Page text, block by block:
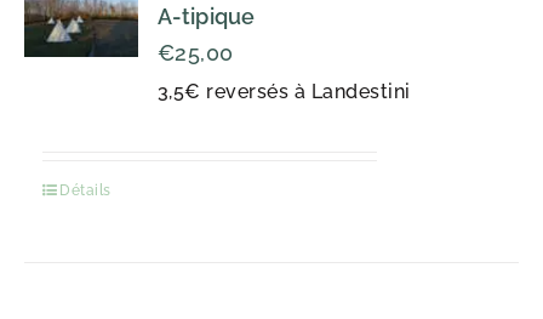
A-tipique
3,5€ reversés à Landestini
€25,00
Détails